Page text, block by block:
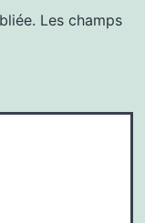
Les champs